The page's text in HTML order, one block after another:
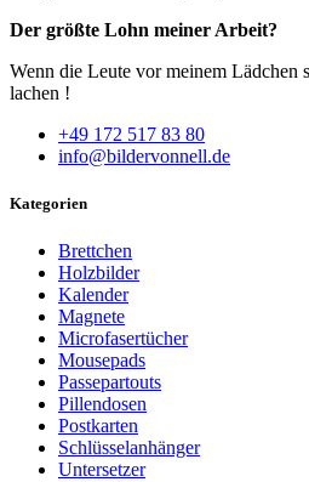
Der größte Lohn meiner Arbeit?
Wenn die Leute vor meinem Lädchen
lachen !
+49 172 517 83 80
info@bildervonnell.de
Kategorien
Brettchen
Holzbilder
Kalender
Magnete
Microfasertücher
Mousepads
Passepartouts
Pillendosen
Postkarten
Schlüsselanhänger
Untersetzer